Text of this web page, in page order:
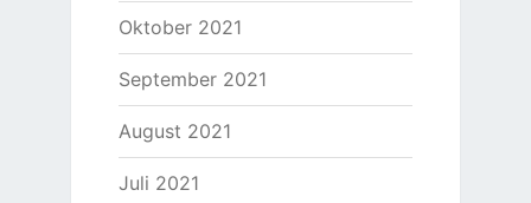
Oktober 2021
September 2021
August 2021
Juli 2021